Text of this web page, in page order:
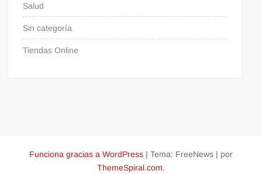
Salud
Sin categoría
Tiendas Online
Funciona gracias a WordPress | Tema: FreeNews | por
ThemeSpiral.com.